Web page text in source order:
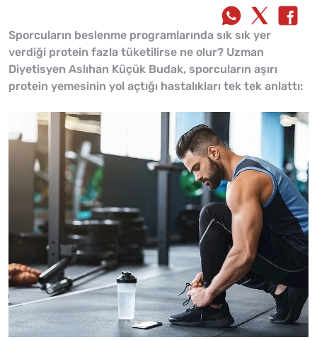
Sporcuların beslenme programlarında sık sık yer
verdiği protein fazla tüketilirse ne olur? Uzman
Diyetisyen Aslıhan Küçük Budak, sporcuların aşırı
protein yemesinin yol açtığı hastalıkları tek tek anlattı: